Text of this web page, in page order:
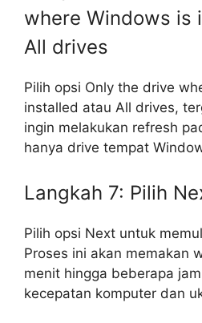
where Windows is
All drives
Pilih opsi Only the drive
installed atau All drives,
ingin melakukan refresh
hanya drive tempat
Langkah 7: Pilih
Pilih opsi Next untuk
Proses ini akan memakan
menit hingga beberapa
kecepatan komputer dan